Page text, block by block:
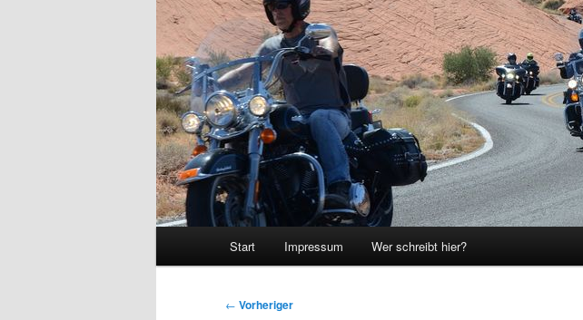
Start Impressum Wer schreibt hier?
Beitragsnavigation
← Vorheriger